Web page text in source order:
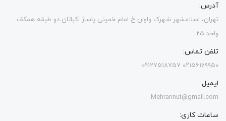
آدرس:
تهران، اسلامشهر شهرک واوان خ امام خمینی پاساژ اکباتان دو طبقه همکف
واحد ۲۵
تلفن تماس:
۰۲۱۵۶۱۶۹۹۵۰ 09127518757
ایمیل:
Mehrannut@gmail.com
ساعات کاری: